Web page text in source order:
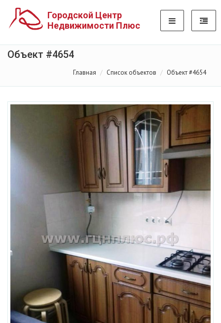
Городской Центр
Недвижимости Плюс
Объект #4654
Главная Список объектов Объект #4654